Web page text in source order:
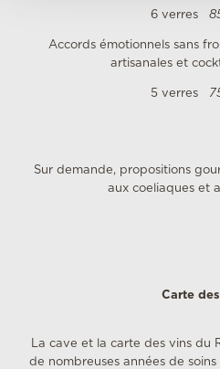
6 verres
Accords émotionnels sans
artisanales et
5 verres
Sur demande, propositions
aux coeliaques et
Carte
La cave et la carte des vins du
de nombreuses années de